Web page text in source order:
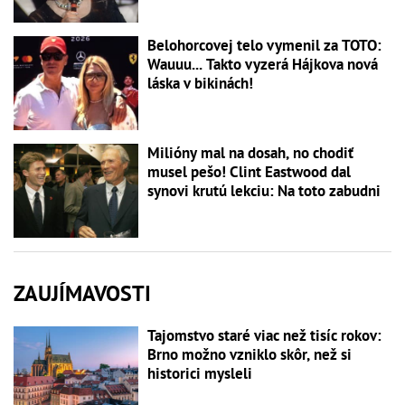
Belohorcovej telo vymenil za TOTO:
Wauuu... Takto vyzerá Hájkova nová
láska v bikinách!
Milióny mal na dosah, no chodiť
musel pešo! Clint Eastwood dal
synovi krutú lekciu: Na toto zabudni
ZAUJÍMAVOSTI
Tajomstvo staré viac než tisíc rokov:
Brno možno vzniklo skôr, než si
historici mysleli